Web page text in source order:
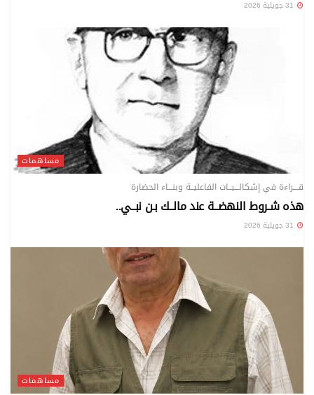
مساهمات
قــــراءة في إشكالـــيــات الفاعليــة وبنـــاء الحضارة
هذه شـروط النهضــة عند مالــك بـن نبــي..
مساهمات